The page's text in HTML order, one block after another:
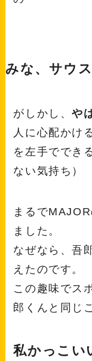
みな、サウ
がしかし、や
人に心配かけ
を左手ででき
ない気持ち）
まるで
ました。
なぜなら、吾
えたのです。
この趣味でス
郎くんと同じ
私かっこい